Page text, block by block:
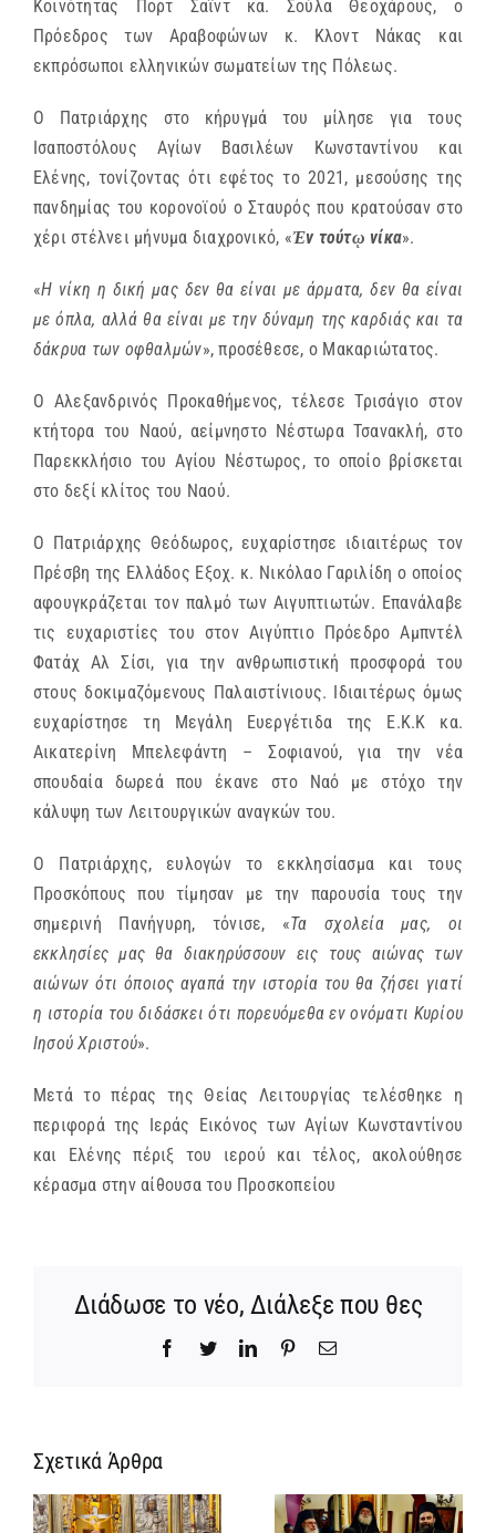
Κοινότητας Πορτ Σαϊντ κα. Σούλα Θεοχάρους, ο
Πρόεδρος των Aραβοφώνων κ. Κλοντ Νάκας και
εκπρόσωποι ελληνικών σωματείων της Πόλεως.
Ο Πατριάρχης στο κήρυγμά του μίλησε για τους
Ισαποστόλους Αγίων Βασιλέων Κωνσταντίνου και
Ελένης, τονίζοντας ότι εφέτος το 2021, μεσούσης της
πανδημίας του κορονοϊού ο Σταυρός που κρατούσαν στο
χέρι στέλνει μήνυμα διαχρονικό, «Ἐν τούτῳ νίκα».
«Η νίκη η δική μας δεν θα είναι με άρματα, δεν θα είναι
με όπλα, αλλά θα είναι με την δύναμη της καρδιάς και τα
δάκρυα των οφθαλμών», προσέθεσε, ο Μακαριώτατος.
Ο Αλεξανδρινός Προκαθήμενος, τέλεσε Τρισάγιο στον
κτήτορα του Ναού, αείμνηστο Νέστωρα Τσανακλή, στο
Παρεκκλήσιο του Αγίου Νέστωρος, το οποίο βρίσκεται
στο δεξί κλίτος του Ναού.
Ο Πατριάρχης Θεόδωρος, ευχαρίστησε ιδιαιτέρως τον
Πρέσβη της Ελλάδος Εξοχ. κ. Νικόλαο Γαριλίδη ο οποίος
αφουγκράζεται τον παλμό των Αιγυπτιωτών. Επανάλαβε
τις ευχαριστίες του στον Αιγύπτιο Πρόεδρο Αμπντέλ
Φατάχ Αλ Σίσι, για την ανθρωπιστική προσφορά του
στους δοκιμαζόμενους Παλαιστίνιους. Ιδιαιτέρως όμως
ευχαρίστησε τη Μεγάλη Ευεργέτιδα της Ε.Κ.Κ κα.
Αικατερίνη Μπελεφάντη – Σοφιανού, για την νέα
σπουδαία δωρεά που έκανε στο Ναό με στόχο την
κάλυψη των Λειτουργικών αναγκών του.
Ο Πατριάρχης, ευλογών το εκκλησίασμα και τους
Προσκόπους που τίμησαν με την παρουσία τους την
σημερινή Πανήγυρη, τόνισε, «Τα σχολεία μας, οι
εκκλησίες μας θα διακηρύσσουν εις τους αιώνας των
αιώνων ότι όποιος αγαπά την ιστορία του θα ζήσει γιατί
η ιστορία του διδάσκει ότι πορευόμεθα εν ονόματι Κυρίου
Ιησού Χριστού».
Μετά το πέρας της Θείας Λειτουργίας τελέσθηκε η
περιφορά της Ιεράς Εικόνος των Αγίων Κωνσταντίνου
και Ελένης πέριξ του ιερού και τέλος, ακολούθησε
κέρασμα στην αίθουσα του Προσκοπείου
Διάδωσε το νέο, Διάλεξε που θες
Facebook
TwitterLinkedInPinterestEmail
Σχετικά ΆρθραΊδρυση
Γυναικείας